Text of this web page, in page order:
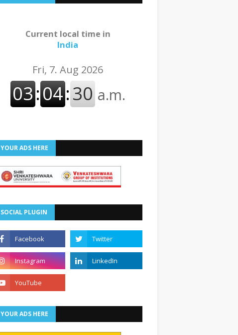
Current local time in
India
YOUR ADS HERE
SOCIAL PLUGIN
YOUR ADS HERE